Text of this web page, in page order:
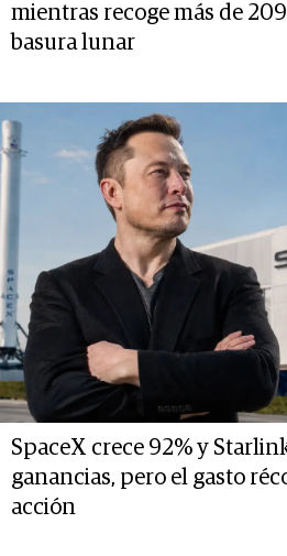
mientras recoge más de
basura lunar
SpaceX crece 92% y
ganancias, pero el gasto
acción